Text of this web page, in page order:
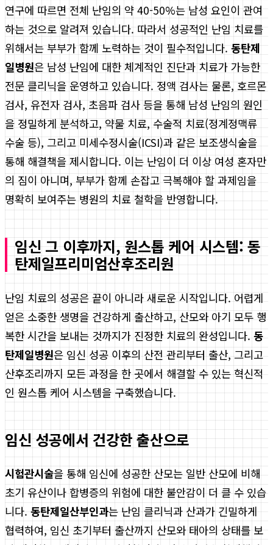
연구에 따르면 전체 난임의 약 40-50%는 남성 요인이 관여
하는 것으로 알려져 있습니다. 따라서 성공적인 난임 치료를
위해서는 부부가 함께 노력하는 것이 필수적입니다. 동탄제
일병원은 남성 난임에 대한 체계적인 진단과 치료가 가능한
전문 클리닉을 운영하고 있습니다. 정액 검사는 물론, 호르몬
검사, 유전자 검사, 초음파 검사 등을 통해 남성 난임의 원인
을 정밀하게 분석하고, 약물 치료, 수술적 치료(정계정맥류
수술 등), 그리고 미세수정시술(ICSI)과 같은 보조생식술을
통해 해결책을 제시합니다. 이는 난임이 더 이상 여성 혼자만
의 짐이 아니며, 부부가 함께 손잡고 극복해야 할 과제임을
명확히 보여주는 병원의 치료 철학을 반영합니다.
임신 그 이후까지, 원스톱 케어 시스템: 동
탄제일프리미엄산후조리원
난임 치료의 성공은 끝이 아니라 새로운 시작입니다. 어렵게
얻은 소중한 생명을 건강하게 출산하고, 산모와 아기 모두 행
복한 시간을 보내는 것까지가 진정한 치료의 완성입니다. 동
탄제일병원은 임신 성공 이후의 산전 관리부터 출산, 그리고
산후조리까지 모든 과정을 한 곳에서 해결할 수 있는 혁신적
인 원스톱 케어 시스템을 구축했습니다.
임신 성공에서 건강한 출산으로
시험관시술을 통해 임신에 성공한 산모는 일반 산모에 비해
초기 유산이나 합병증의 위험에 대한 불안감이 더 클 수 있습
니다. 동탄제일산부인과는 난임 클리닉과 산과가 긴밀하게
협력하여, 임신 초기부터 출산까지 산모와 태아의 상태를 보